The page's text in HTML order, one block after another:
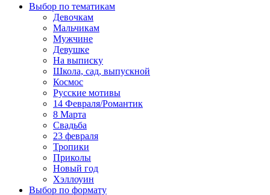
Выбор по тематикам
Девочкам
Мальчикам
Мужчине
Девушке
На выписку
Школа, сад, выпускной
Космос
Русские мотивы
14 Февраля/Романтик
8 Марта
Свадьба
23 февраля
Тропики
Приколы
Новый год
Хэллоуин
Выбор по формату